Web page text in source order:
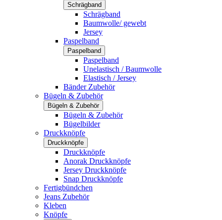
Schrägband
Schrägband
Baumwolle/ gewebt
Jersey
Paspelband
Paspelband
Paspelband
Unelastisch / Baumwolle
Elastisch / Jersey
Bänder Zubehör
Bügeln & Zubehör
Bügeln & Zubehör
Bügeln & Zubehör
Bügelbilder
Druckknöpfe
Druckknöpfe
Druckknöpfe
Anorak Druckknöpfe
Jersey Druckknöpfe
Snap Druckknöpfe
Fertigbündchen
Jeans Zubehör
Kleben
Knöpfe